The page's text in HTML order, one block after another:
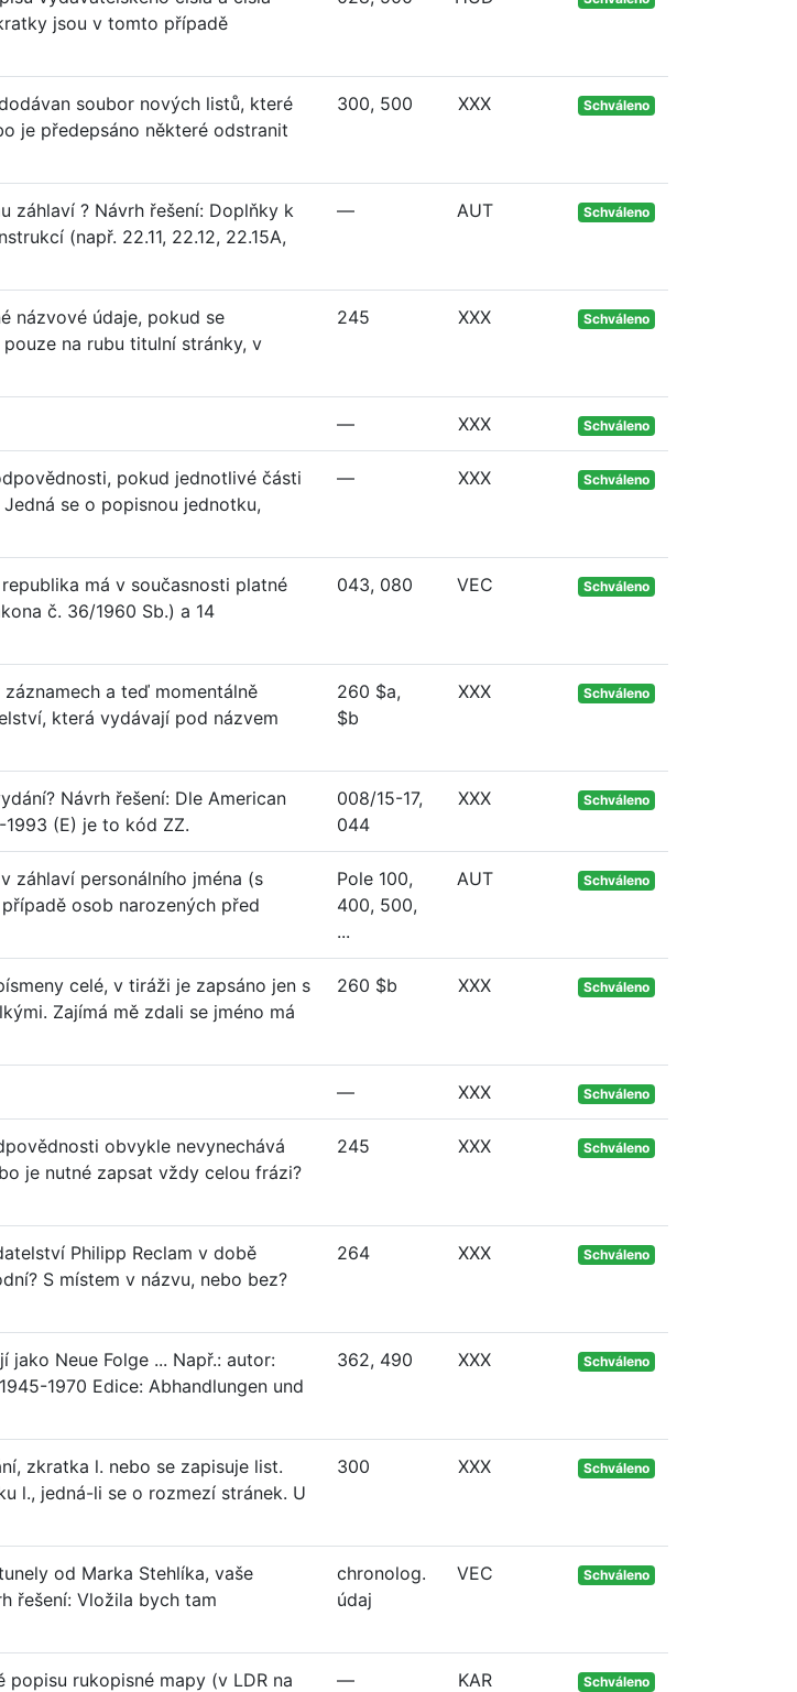
jsou v tomto případě
soubor nových listů, které
je předepsáno některé odstranit
300, 500 XXX Schváleno
záhlaví ? Návrh řešení: Doplňky k
(např. 22.11, 22.12, 22.15A,
— AUT Schváleno
názvové údaje, pokud se
na rubu titulní stránky, v
245 XXX Schváleno
— XXX Schváleno
pokud jednotlivé části
se o popisnou jednotku,
— XXX Schváleno
má v současnosti platné
č. 36/1960 Sb.) a 14
043, 080 VEC Schváleno
a teď momentálně
která vydávají pod názvem
260 $a,
$b
XXX Schváleno
Návrh řešení: Dle American
(E) je to kód ZZ.
008/15-17,
044
XXX Schváleno
záhlaví personálního jména (s
osob narozených před
Pole 100,
400, 500,
...
AUT Schváleno
celé, v tiráži je zapsáno jen s
Zajímá mě zdali se jméno má
260 $b XXX Schváleno
— XXX Schváleno
obvykle nevynechává
je nutné zapsat vždy celou frázi?
245 XXX Schváleno
Philipp Reclam v době
S místem v názvu, nebo bez?
264 XXX Schváleno
jako Neue Folge ... Např.: autor:
1970 Edice: Abhandlungen und
362, 490 XXX Schváleno
zkratka l. nebo se zapisuje list.
l., jedná-li se o rozmezí stránek. U
300 XXX Schváleno
od Marka Stehlíka, vaše
řešení: Vložila bych tam
chronolog.
údaj
VEC Schváleno
rukopisné mapy (v LDR na — KAR Schváleno